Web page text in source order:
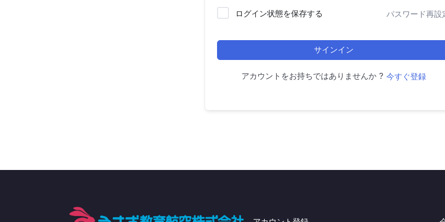
ログイン状態を保存する パスワード再設
サインイン
アカウントをお持ちではありませんか ? 今すぐ登録